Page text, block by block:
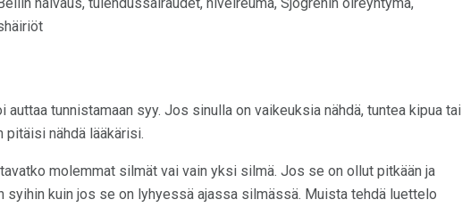
tunnistamaan syy. Jos sinulla on vaikeuksia nähdä, tuntea kipua tai
pitäisi nähdä lääkärisi.
molemmat silmät vai vain yksi silmä. Jos se on ollut pitkään ja
kuin jos se on lyhyessä ajassa silmässä. Muista tehdä luettelo